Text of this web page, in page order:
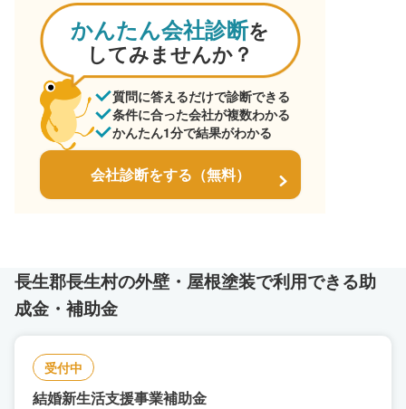
かんたん会社診断を
してみませんか？
質問に答えるだけで診断できる
条件に合った会社が複数わかる
かんたん1分で結果がわかる
会社診断をする（無料）
長生郡長生村の外壁・屋根塗装で利用できる助
成金・補助金
受付中
結婚新生活支援事業補助金